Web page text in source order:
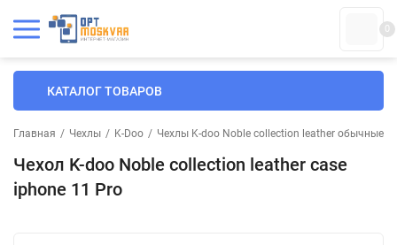
0
КАТАЛОГ ТОВАРОВ
Главная / Чехлы / K-Doo / Чехлы K-doo Noble collection leather обычные
Чехол K-doo Noble collection leather case
iphone 11 Pro